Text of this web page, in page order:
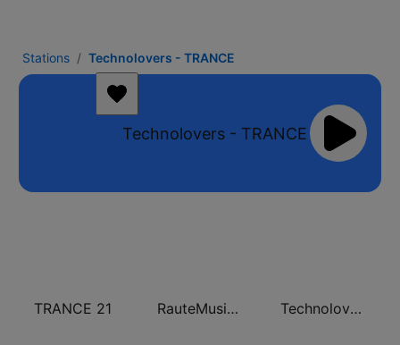
Stations Technolovers - TRANCE
Technolovers - TRANCE
TRANCE 21 RauteMusik Trance Technolovers - VOCAL TRANCE